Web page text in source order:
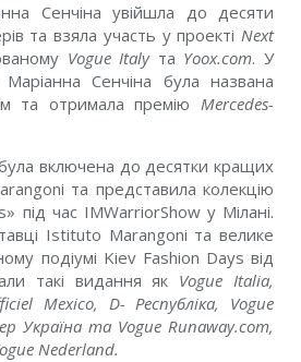
Сенчіна увійшла до десяти
та взяла участь у проекті Next
Vogue Italyта Yoox.com. У
Сенчіна була названа
та отримала премію Mercedes-
включена до десятки кращих
та представила колекцію
під час IMWarriorShow у Мілані.
Istituto Marangoni та велике
подіумі Kiev Fashion Days від
такі видання як Vogue Italia,
Mexico, D- Республіка, Vogue
Україна та Vogue Runaway.com,
Nederland.